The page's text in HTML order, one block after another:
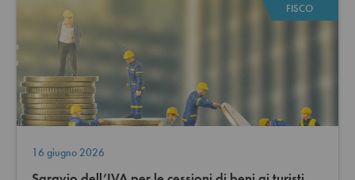
FISCO
16 giugno 2026